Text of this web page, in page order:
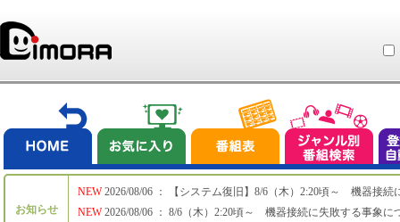
お知らせ
NEW
NEW
2026/08/06 ： 【システム復旧】8/6（木）2:20頃～ 機器接続
2026/08/06 ： 8/6（木）2:20頃～ 機器接続に失敗する事象に